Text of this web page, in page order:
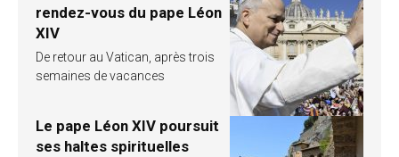
rendez-vous du pape Léon
XIV
De retour au Vatican, après trois
semaines de vacances
Le pape Léon XIV poursuit
ses haltes spirituelles